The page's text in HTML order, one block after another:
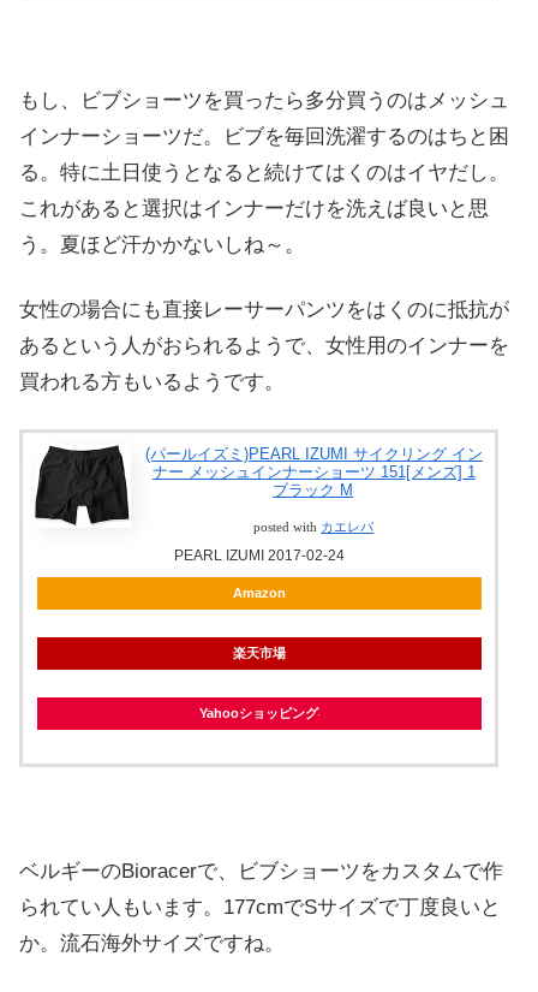
もし、ビブショーツを買ったら多分買うのはメッシュ
インナーショーツだ。ビブを毎回洗濯するのはちと困
る。特に土日使うとなると続けてはくのはイヤだし。
これがあると選択はインナーだけを洗えば良いと思
う。夏ほど汗かかないしね～。
女性の場合にも直接レーサーパンツをはくのに抵抗が
あるという人がおられるようで、女性用のインナーを
買われる方もいるようです。
(パールイズミ)PEARL IZUMI サイクリング イン
ナー メッシュインナーショーツ 151[メンズ] 1
ブラック M
posted with カエレバ
PEARL IZUMI 2017-02-24
Amazon
楽天市場
Yahooショッピング
ベルギーのBioracerで、ビブショーツをカスタムで作
られてい人もいます。177cmでSサイズで丁度良いと
か。流石海外サイズですね。